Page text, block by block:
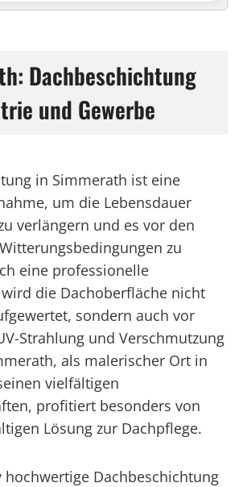
Dachbeschichtung
und Gewerbe
in Simmerath ist eine
um die Lebensdauer
verlängern und es vor den
zu
eine professionelle
die Dachoberfläche nicht
sondern auch vor
Strahlung und Verschmutzung
als malerischer Ort in
vielfältigen
profitiert besonders von
Lösung zur Dachpflege.
hochwertige Dachbeschichtung